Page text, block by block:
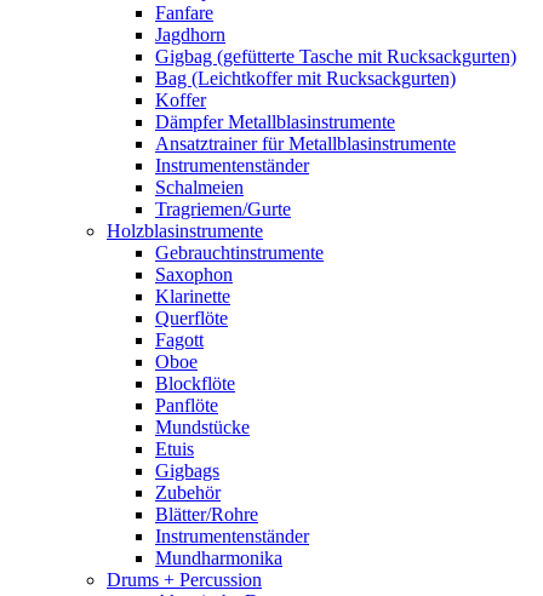
Fanfare
Jagdhorn
Gigbag (gefütterte Tasche mit Rucksackgurten)
Bag (Leichtkoffer mit Rucksackgurten)
Koffer
Dämpfer Metallblasinstrumente
Ansatztrainer für Metallblasinstrumente
Instrumentenständer
Schalmeien
Tragriemen/Gurte
Holzblasinstrumente
Gebrauchtinstrumente
Saxophon
Klarinette
Querflöte
Fagott
Oboe
Blockflöte
Panflöte
Mundstücke
Etuis
Gigbags
Zubehör
Blätter/Rohre
Instrumentenständer
Mundharmonika
Drums + Percussion